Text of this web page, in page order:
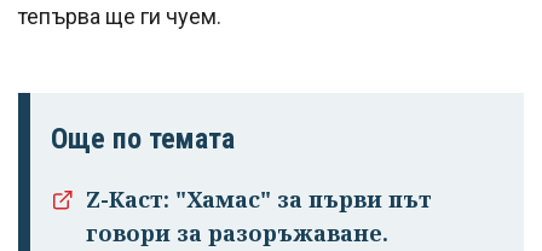
тепърва ще ги чуем.
Още по темата
Z-Каст: "Хамас" за първи път
говори за разоръжаване.